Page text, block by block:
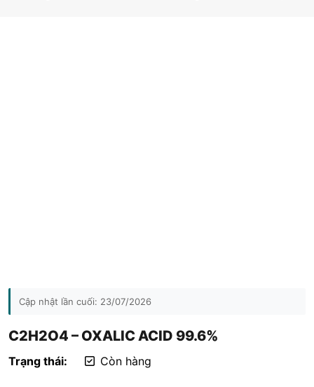
Cập nhật lần cuối: 23/07/2026
C2H2O4 – OXALIC ACID 99.6%
Trạng thái: Còn hàng